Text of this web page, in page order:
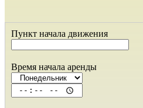
Пункт начала движения
Время начала аренды